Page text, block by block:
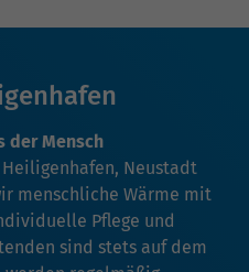
der Mensch
Neustadt
menschliche Wärme mit
Pflege und
sind stets auf dem